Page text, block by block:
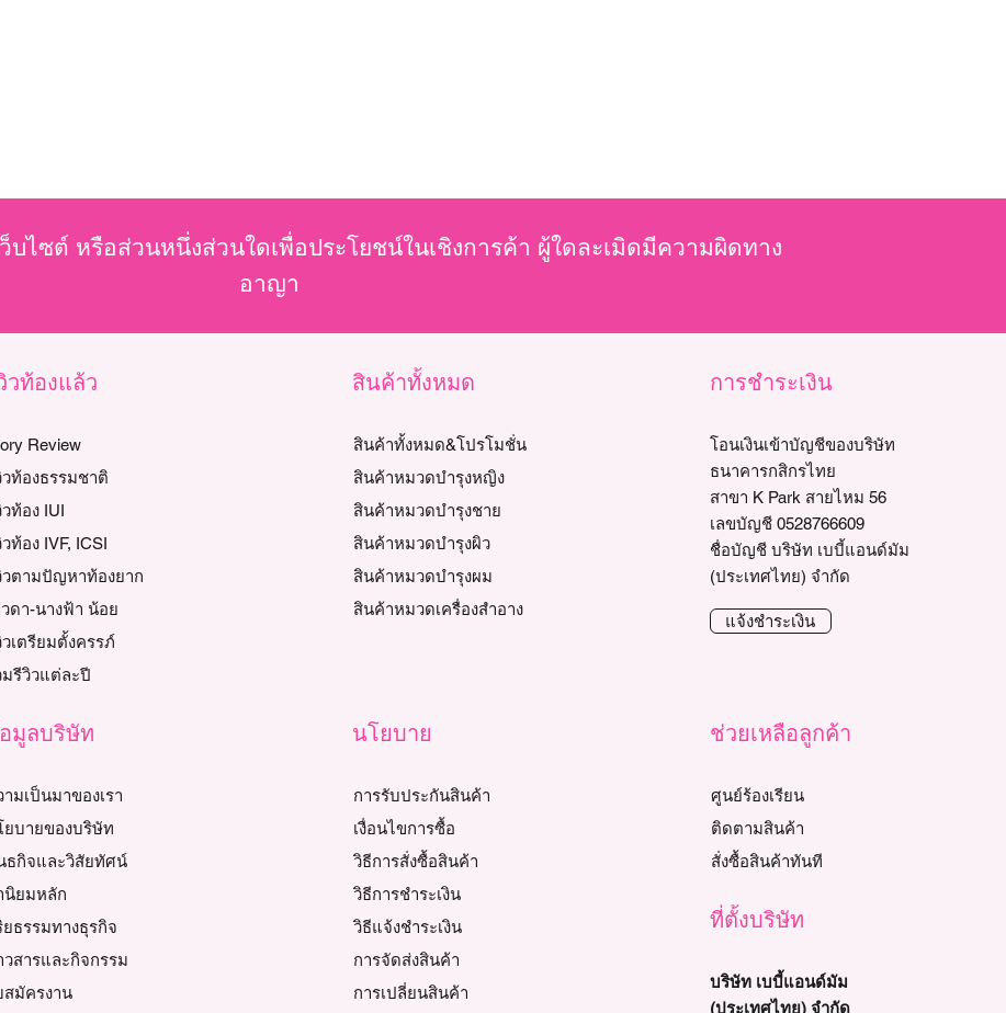
บไซต์ หรือส่วนหนึ่งส่วนใดเพื่อประโยชน์ในเชิงการค้า ผู้ใดละเมิดมีความผิดทาง
อาญา
วท้องแล้ว
Review
วท้องธรรมชาติ
ท้อง IUI
ท้อง IVF, ICSI
วตามปัญหาท้องยาก
วดา-นางฟ้า น้อย
วเตรียมตั้งครรภ์
มรีวิวแต่ละปี
มูลบริษัท
ามเป็นมาของเรา
ยบายของบริษัท
ธกิจและวิสัยทัศน์
นิยมหลัก
ยธรรมทางธุรกิจ
วสารและกิจกรรม
สมัครงาน
สินค้าทั้งหมด
สินค้าทั้งหมด&โปรโมชั่น
สินค้าหมวดบำรุงหญิง
สินค้าหมวดบำรุงชาย
สินค้าหมวดบำรุงผิว
สินค้าหมวดบำรุงผม
สินค้าหมวดเครื่องสำอาง
นโยบาย
การรับประกันสินค้า
เงื่อนไขการซื้อ
วิธีการสั่งซื้อสินค้า
วิธีการชำระเงิน
วิธีแจ้งชำระเงิน
การจัดส่งสินค้า
การเปลี่ยนสินค้า
การชำระเงิน
โอนเงินเข้าบัญชีของบริษัท
ธนาคารกสิกรไทย
สาขา K Park สายไหม 56
เลขบัญชี 0528766609
ชื่อบัญชี บริษัท เบบี้แอนด์มัม
(ประเทศไทย) จำกัด
แจ้งชำระเงิน
ช่วยเหลือลูกค้า
ศูนย์ร้องเรียน
ติดตามสินค้า
สั่งซื้อสินค้าทันที
ที่ตั้งบริษัท
บริษัท เบบี้แอนด์มัม
(ประเทศไทย) จำกัด